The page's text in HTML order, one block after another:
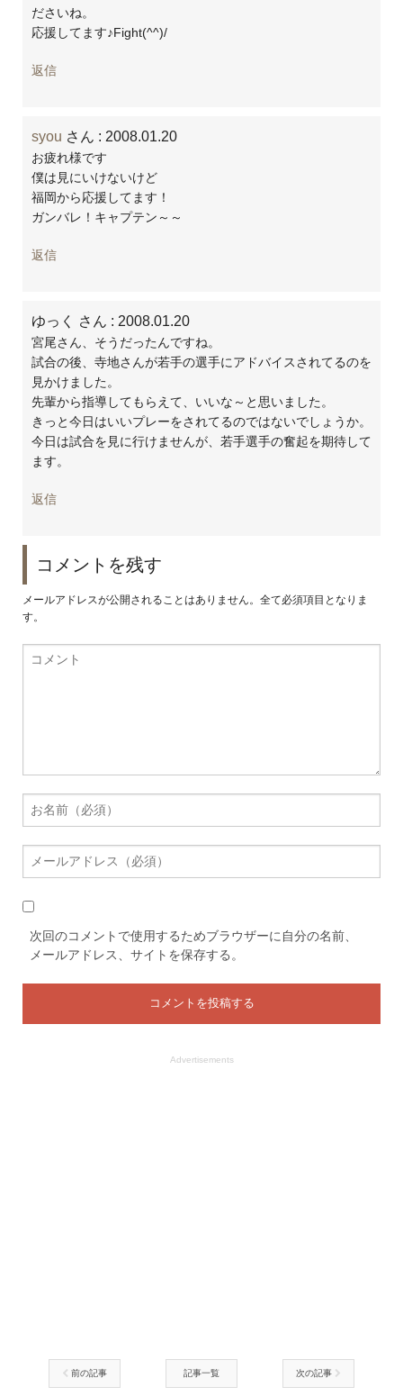
ださいね。
応援してます♪Fight(^^)/
返信
syou さん : 2008.01.20
お疲れ様です
僕は見にいけないけど
福岡から応援してます！
ガンバレ！キャプテン～～
返信
ゆっく さん : 2008.01.20
宮尾さん、そうだったんですね。
試合の後、寺地さんが若手の選手にアドバイスされてるのを
見かけました。
先輩から指導してもらえて、いいな～と思いました。
きっと今日はいいプレーをされてるのではないでしょうか。
今日は試合を見に行けませんが、若手選手の奮起を期待して
ます。
返信
コメントを残す
メールアドレスが公開されることはありません。全て必須項目となりま
す。
次回のコメントで使用するためブラウザーに自分の名前、
メールアドレス、サイトを保存する。
Advertisements
前の記事 記事一覧 次の記事